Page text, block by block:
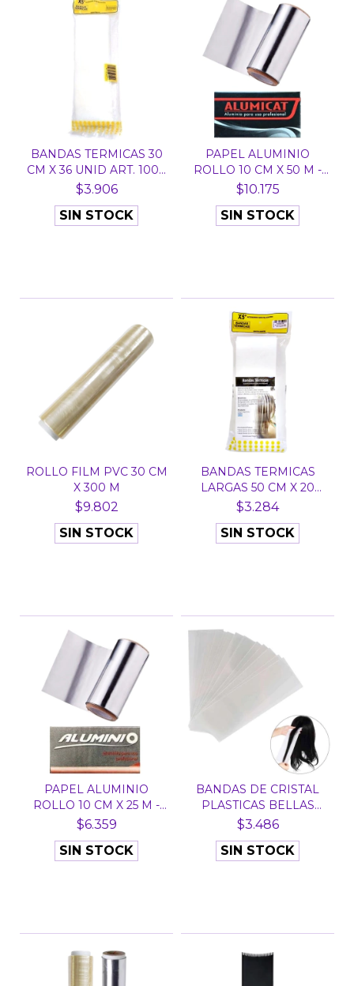
BANDAS TERMICAS 30
CM X 36 UNID ART. 100...
$3.906
SIN STOCK
PAPEL ALUMINIO
ROLLO 10 CM X 50 M -
ALUM...
$10.175
SIN STOCK
ROLLO FILM PVC 30 CM
X 300 M
$9.802
SIN STOCK
BANDAS TERMICAS
LARGAS 50 CM X 20
UNID A...
$3.284
SIN STOCK
PAPEL ALUMINIO
ROLLO 10 CM X 25 M -
ALUM...
$6.359
SIN STOCK
BANDAS DE CRISTAL
PLASTICAS BELLAS
MANOS...
$3.486
SIN STOCK